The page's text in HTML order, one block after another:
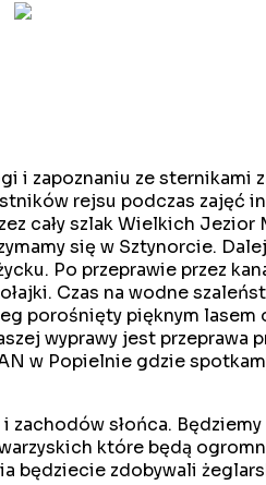
i zapoznaniu ze
rejsu podczas zajęć
cały szlak Wielkich
się w Sztynorcie.
Po przeprawie przez
Czas na wodne
porośnięty pięknym
wyprawy jest przeprawa
w Popielnie gdzie
słońca.
które będą
będziecie zdobywali